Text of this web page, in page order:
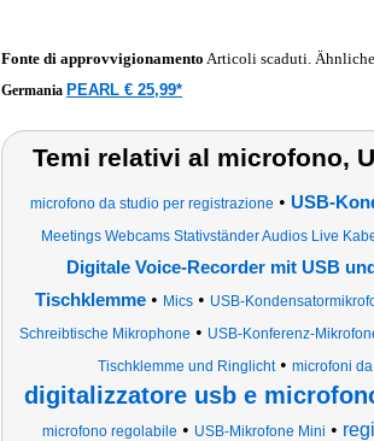
Fonte di approvvigionamento Articoli scaduti.
Germania PEARL € 25,99*
Temi relativi al microfono,
microfono da studio per registrazione • USB-
Meetings Webcams Stativständer Audios Live
Digitale Voice-Recorder mit USB
Tischklemme• Mics• USB-
Schreibtische Mikrophone • USB-Konferenz-
Tischklemme und Ringlicht• microfoni
digitalizzatore usb e
microfono regolabile • USB-Mikrofone Mini •